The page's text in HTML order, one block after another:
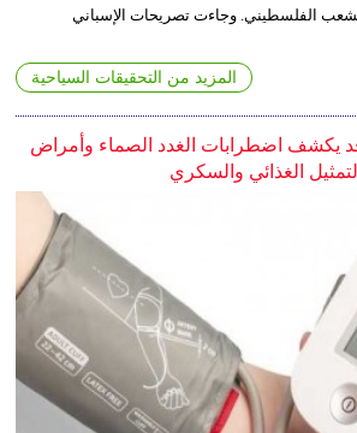
الفلسطيني. وجاءت تصريحات الإسباني
المزيد من التحقيقات السياحية
يكشف اضطرابات الغدد الصماء وأمراض
التمثيل الغذائي والسكري